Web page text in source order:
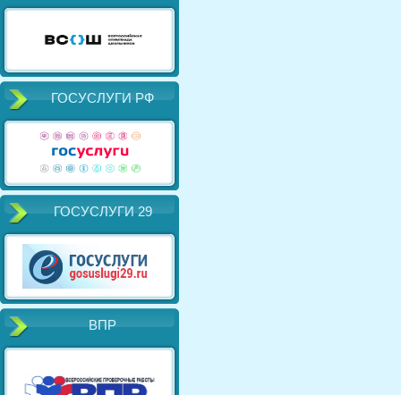
ГОСУСЛУГИ РФ
ГОСУСЛУГИ 29
ВПР